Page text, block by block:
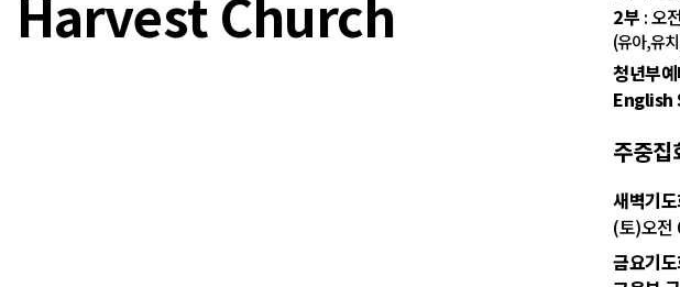
2부 : 오
(유아,유
청년부
English
주중집
새벽기
(토)오전
금요기